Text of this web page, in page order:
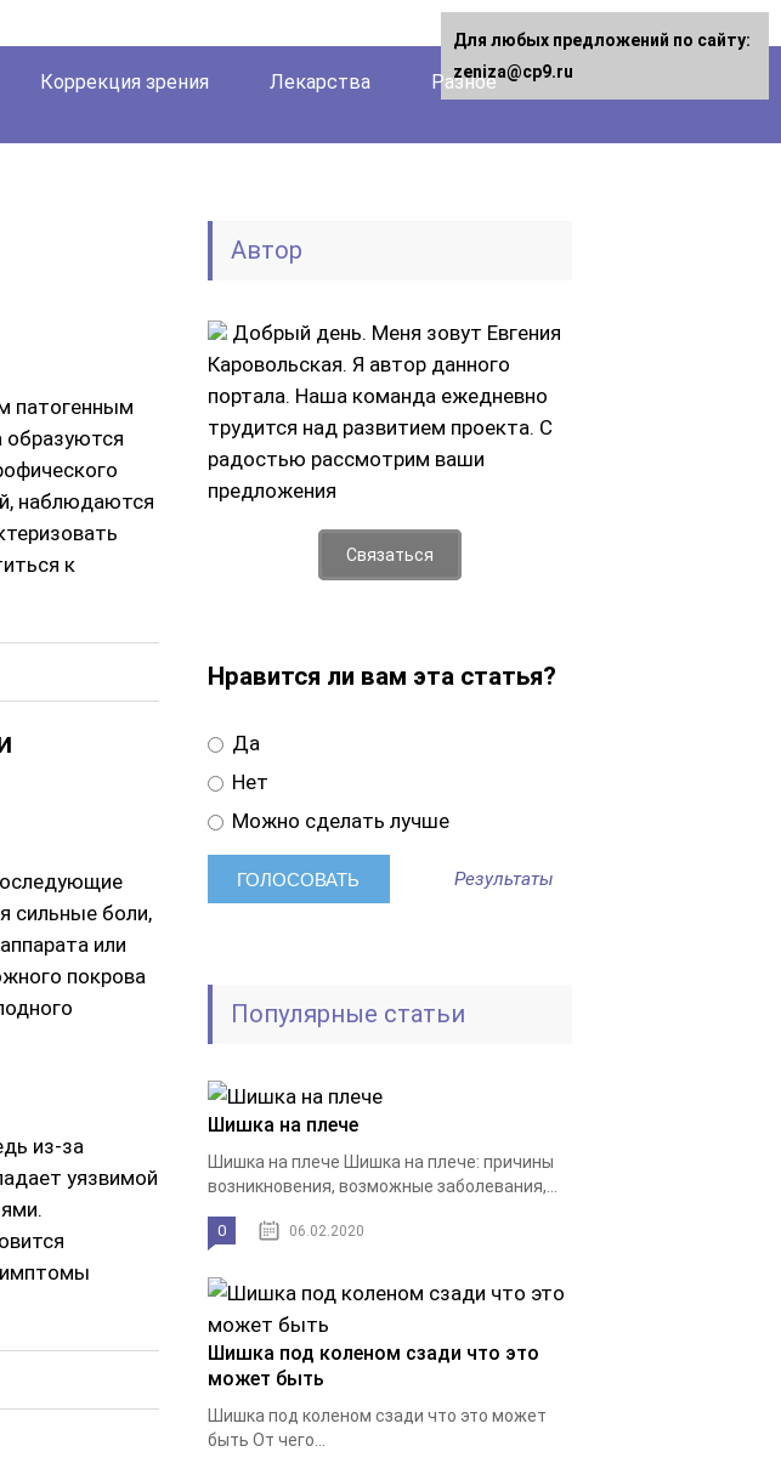
Коррекция зрения Лекарства
Разное
патогенным
образуются
наблюдаются
к
сильные боли,
или
покрова
из-за
уязвимой
Автор
Добрый день. Меня зовут Евгения
Каровольская. Я автор данного
портала. Наша команда ежедневно
трудится над развитием проекта. С
радостью рассмотрим ваши
предложения
Связаться
Нравится ли вам эта статья?
Да
Нет
Можно сделать лучше
Результаты
Популярные статьи
Шишка на плече
Шишка на плече Шишка на плече: причины
возникновения, возможные заболевания,...
0 06.02.2020
Шишка под коленом сзади что это
может быть
Шишка под коленом сзади что это может
быть От чего...
Для любых предложений по сайту:
zeniza@cp9.ru